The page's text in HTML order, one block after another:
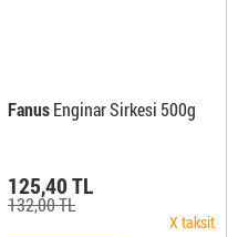
FanusEnginar Sirkesi 500g
125,40 TL
132,00 TL
X taksit